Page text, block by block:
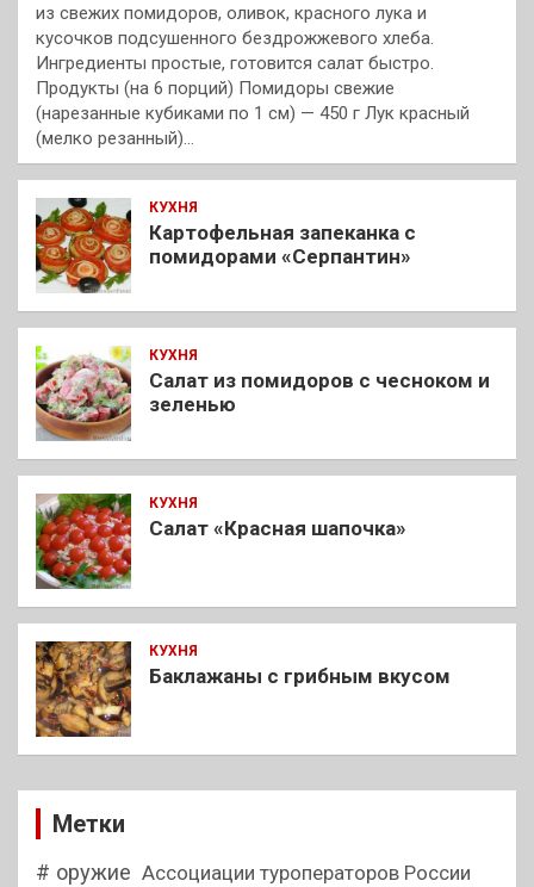
из свежих помидоров, оливок, красного лука и
кусочков подсушенного бездрожжевого хлеба.
Ингредиенты простые, готовится салат быстро.
Продукты (на 6 порций) Помидоры свежие
(нарезанные кубиками по 1 см) — 450 г Лук красный
(мелко резанный)…
КУХНЯ
Картофельная запеканка с
помидорами «Серпантин»
КУХНЯ
Салат из помидоров с чесноком и
зеленью
КУХНЯ
Салат «Красная шапочка»
КУХНЯ
Баклажаны с грибным вкусом
Метки
# оружие Ассоциации туроператоров России